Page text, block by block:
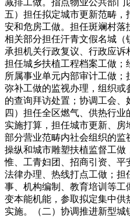
减排工做。指点物业公共部
五）担任拟定城市更新范畴
安和危房工做。担任斑斓村落
相关部分担任汗青文假名城（
承担机关行政复议、行政应诉
担任城乡扶植工程档案工做；
所属事业单元内部审计工做
弥补工做的监视办理，组织
的查询拜访处置；协调工会
四）担任全区燃气、供热行
实施打算，担任城市更新、
部分营业范畴内社会组织的
操纵和城市雕塑扶植监督工
惟、工青妇团、招商引资、
法律办理、热线打点工做；担
事、机构编制、教育培训等
变本能机能，参取拟定集中
实施。（二）协调推进新型